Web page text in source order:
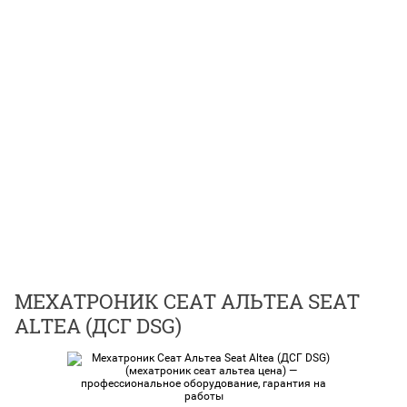
МЕХАТРОНИК СЕАТ АЛЬТЕА SEAT
ALTEA (ДСГ DSG)